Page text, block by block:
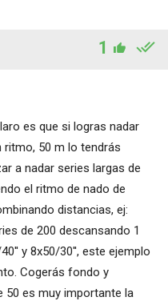
1
es que si logras nadar
ritmo, 50 m lo tendrás
a nadar series largas de
el ritmo de nado de
distancias, ej:
de 200 descansando 1
y 8x50/30'', este ejemplo
Cogerás fondo y
50 es muy importante la